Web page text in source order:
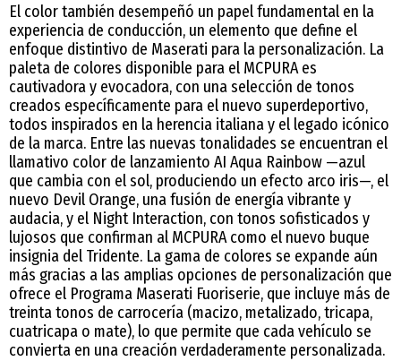
El color también desempeñó un papel fundamental en la
experiencia de conducción, un elemento que define el
enfoque distintivo de Maserati para la personalización. La
paleta de colores disponible para el MCPURA es
cautivadora y evocadora, con una selección de tonos
creados específicamente para el nuevo superdeportivo,
todos inspirados en la herencia italiana y el legado icónico
de la marca. Entre las nuevas tonalidades se encuentran el
llamativo color de lanzamiento AI Aqua Rainbow —azul
que cambia con el sol, produciendo un efecto arco iris—, el
nuevo Devil Orange, una fusión de energía vibrante y
audacia, y el Night Interaction, con tonos sofisticados y
lujosos que confirman al MCPURA como el nuevo buque
insignia del Tridente. La gama de colores se expande aún
más gracias a las amplias opciones de personalización que
ofrece el Programa Maserati Fuoriserie, que incluye más de
treinta tonos de carrocería (macizo, metalizado, tricapa,
cuatricapa o mate), lo que permite que cada vehículo se
convierta en una creación verdaderamente personalizada.